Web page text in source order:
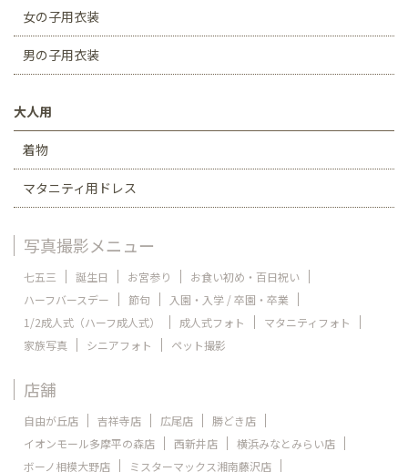
女の子用衣装
男の子用衣装
大人用
着物
マタニティ用ドレス
写真撮影メニュー
七五三 誕生日 お宮参り
お食い初め・百日祝い
ハーフバースデー
節句
入園・入学 / 卒園・卒業
1/2成人式（ハーフ成人式）
成人式フォト
マタニティフォト
家族写真
シニアフォト ペット撮影
店舗
自由が丘店 吉祥寺店 広尾店
勝どき店
イオンモール多摩平の森店
西新井店
横浜みなとみらい店
ボーノ相模大野店
ミスターマックス湘南藤沢店